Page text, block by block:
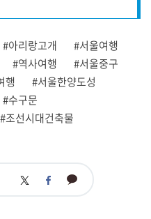
#아리랑고개
#서울여행
#역사여행
#서울중구
행
#서울한양도성
#수구문
#조선시대건축물
트 페 카